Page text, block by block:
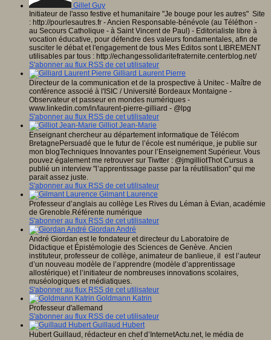
Gillet Guy
Initiateur de l'asso festive et humanitaire "Je bouge pour les autres" Site
: http://pourlesautres.fr - Ancien Responsable-bénévole (au Téléthon -
au Secours Catholique - à Saint Vincent de Paul) - Editorialiste libre à
vocation éducative, pour défendre des valeurs fondamentales, afin de
susciter le débat et l'engagement de tous Mes Editos sont LIBREMENT
utilisables par tous : http://echangessolidaritefraternite.centerblog.net/
S'abonner au flux RSS de cet utilisateur
Gilliard Laurent Pierre
Directeur de la communication et de la prospective à Unitec - Maître de
conférence associé à l'ISIC / Université Bordeaux Montaigne -
Observateur et passeur en mondes numériques -
www.linkedin.com/in/laurent-pierre-gilliard - @lpg
S'abonner au flux RSS de cet utilisateur
Gilliot Jean-Marie
Enseignant chercheur au département informatique de Télécom
BretagnePersuadé que le futur de l’école est numérique, je publie sur
mon blogTechniques Innovantes pour l’Enseignement Supérieur. Vous
pouvez également me retrouver sur Tiwtter : @jmgilliotThot Cursus a
publié un interview "l’apprentissage passe par la réutilisation" qui me
parait assez juste.
S'abonner au flux RSS de cet utilisateur
Gilmant Laurence
Professeur d’anglais au collège Les Rives du Léman à Evian, académie
de Grenoble.Référente numérique
S'abonner au flux RSS de cet utilisateur
Giordan André
André Giordan est le fondateur et directeur du Laboratoire de
Didactique et Épistémologie des Sciences de Genève. Ancien
instituteur, professeur de collège, animateur de banlieue, il est l’auteur
d’un nouveau modèle de l’apprendre (modèle d’apprentissage
allostérique) et l’initiateur de nombreuses innovations scolaires,
muséologiques et médiatiques.
S'abonner au flux RSS de cet utilisateur
Goldmann Katrin
Professeur d'allemand
S'abonner au flux RSS de cet utilisateur
Guillaud Hubert
Hubert Guillaud, rédacteur en chef d’InternetActu.net, le média de